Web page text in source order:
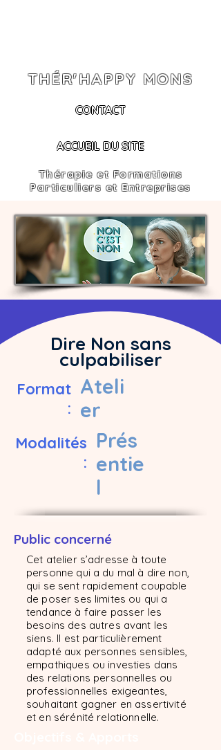
THÉR'HAPPY MONS
Thérapie et Formations
Particuliers et Entreprises
ACCUEIL DU SITE
CONTACT
Dire Non sans
culpabiliser
Format
:
Ateli
er
Modalités
:
Prés
entie
l
Public concerné
Cet atelier s’adresse à toute
personne qui a du mal à dire non,
qui se sent rapidement coupable
de poser ses limites ou qui a
tendance à faire passer les
besoins des autres avant les
siens. Il est particulièrement
adapté aux personnes sensibles,
empathiques ou investies dans
des relations personnelles ou
professionnelles exigeantes,
souhaitant gagner en assertivité
et en sérénité relationnelle.